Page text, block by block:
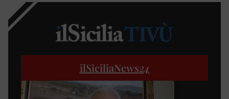
ilSiciliaNews24